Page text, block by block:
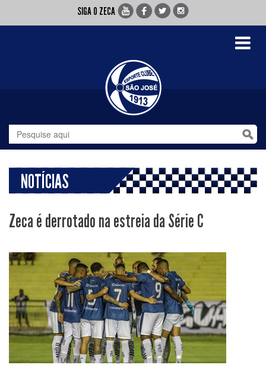
SIGA O ZECA
Toggle
NOTÍCIAS
Zeca é derrotado na estreia da Série C